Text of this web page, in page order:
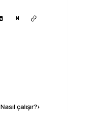
N
Nasıl çalışır?›